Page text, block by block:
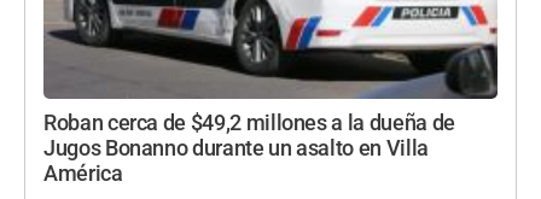
Roban cerca de $49,2 millones a la dueña de
Jugos Bonanno durante un asalto en Villa
América